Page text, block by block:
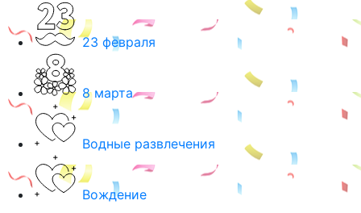
23 февраля
8 марта
Водные развлечения
Вождение